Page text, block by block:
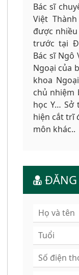
Bác sĩ
Việt
được
trước tại
Bác sĩ Ngô
Ngoại của
khoa
chủ nhiệm
học Y… Sở
hiện cắt trĩ
môn khác..
ĐĂNG